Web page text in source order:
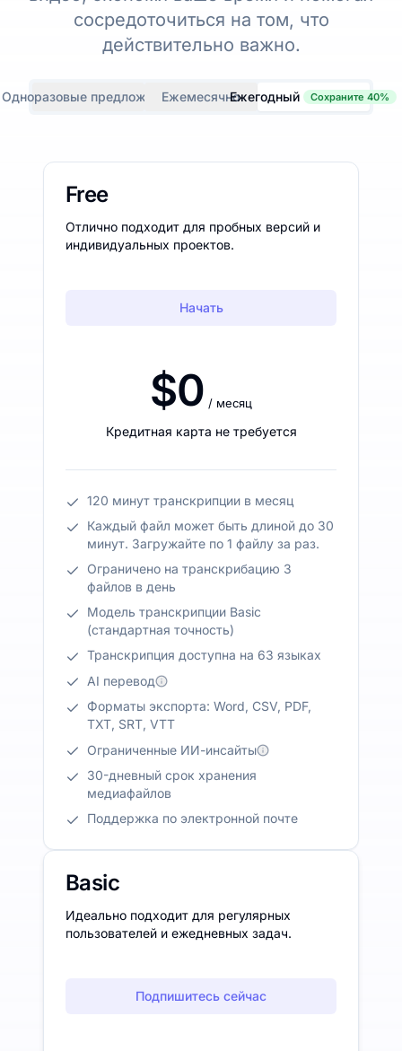
сосредоточиться на том, что
действительно важно.
Одноразовые предложенияЕжемесячноЕжегодный Сохраните 40%
Free
Отлично подходит для пробных версий и
индивидуальных проектов.
Начать
$0 / месяц
Кредитная карта не требуется
120 минут транскрипции в месяц
Каждый файл может быть длиной до 30
минут. Загружайте по 1 файлу за раз.
Ограничено на транскрибацию 3
файлов в день
Модель транскрипции Basic
(стандартная точность)
Транскрипция доступна на 63 языках
AI перевод
Форматы экспорта: Word, CSV, PDF,
TXT, SRT, VTT
Ограниченные ИИ-инсайты
30-дневный срок хранения
медиафайлов
Поддержка по электронной почте
Basic
Идеально подходит для регулярных
пользователей и ежедневных задач.
Подпишитесь сейчас